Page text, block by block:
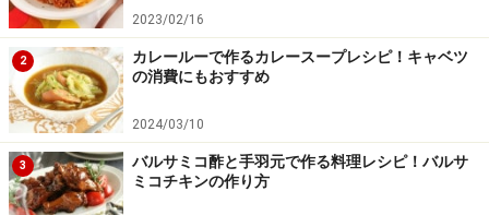
4
フライパンやホットプレートで焼いていきます。（目安
は12センチ、8枚） まず中火でフライパンを熱します。
フライパンが温まったら、弱火にし、生地を流し入れま
す。表面がふつふつとしてきたら、裏返して、約1分半
2023/02/16
2
カレールーで作るカレースープレシピ！キャベツ
の消費にもおすすめ
2024/03/10
3
バルサミコ酢と手羽元で作る料理レシピ！バルサ
ミコチキンの作り方